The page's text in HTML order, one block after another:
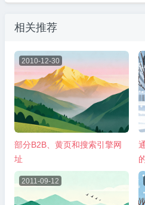
相关推荐
2010-12-30
部分B2B、黄页和搜索引擎网
址
2011-09-12